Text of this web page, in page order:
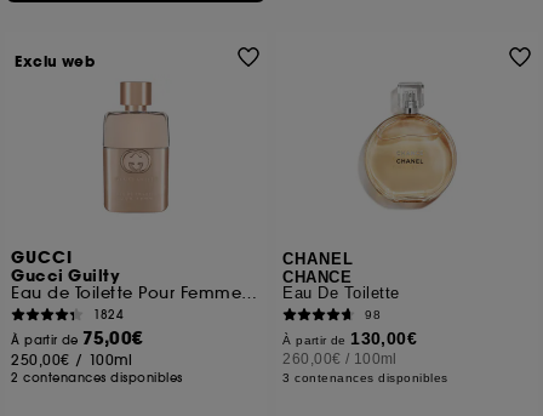
GUCCI
Gucci Guilty
Eau de Toilette Pour Femme Florale Ambrée
1824
À partir de 75,00€
250,00€ / 100ml
2 contenances disponibles
Exclu web
CHANEL
CHANCE
Eau De Toilette
98
À partir de 130,00€
260,00€ / 100ml
3 contenances disponibles